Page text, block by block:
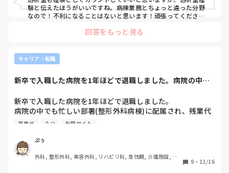
験と伝えたほうがいいですね。病棟業務とちょっと違った分野
なので！不利になることはないと思います！頑張ってください
回答をもっと見る
キャリア・転職
新卒で入職した病院を1年ほどで退職しました。病院の中で
新卒で入職した病院を1年ほどで退職しました。
病院の中でも忙しい部署(整形外科病棟)に配属され、残業代
は出ず毎日帰りが遅い日が続いたりなどあり、同期2人が休
れました)休職し、退職。退職後5ヶ月程休養し、11月中旬頃
から整形外科病院のオペ室勤務をしています。
転職サイトを利用して入職したのですが、面接時に聞いてい
残業代 うつ 転職サイト
ぷぅ
外科, 整形外科, 美容外科, リハビリ科, 急性期, 介護施設, 老
9 ・ 12/16